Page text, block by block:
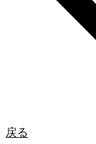
戻る